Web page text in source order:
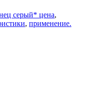
серый* цена,
, применение.